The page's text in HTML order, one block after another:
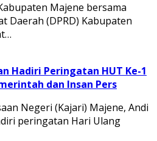
Majene bersama
Daerah (DPRD) Kabupaten
Hadiri Peringatan HUT Ke-1
dan Insan Pers
Negeri (Kajari) Majene, Andi
peringatan Hari Ulang